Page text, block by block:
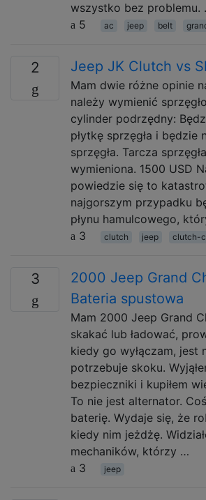
wszystko bez problemu.
5
ac jeep belt
2 Jeep JK Clutch vs
Mam dwie różne opinie
należy wymienić
cylinder podrzędny:
płytkę sprzęgła i będzie
sprzęgła. Tarcza
wymieniona. 1500 USD
powiedzie się to
najgorszym przypadku
płynu hamulcowego,
3
clutch jeep clutch-
3
2000 Jeep Grand
Bateria spustowa
Mam 2000 Jeep Grand
skakać lub ładować,
kiedy go wyłączam, jest
potrzebuje skoku.
bezpieczniki i kupiłem
To nie jest alternator.
baterię. Wydaje się, że
kiedy nim jeżdżę.
mechaników, którzy …
3
jeep